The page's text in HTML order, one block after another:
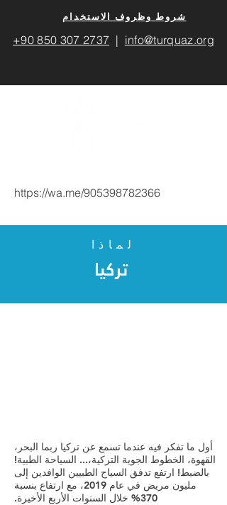
​شروط وظروف الاستخدام
+90 850 307 2737 | info@turquaz.org
https://wa.me/905398782366
لماذا
تركيا
أول ما تفكر فيه عندما تسمع عن تركيا ربما البحر،
القهوة، الخطوط الجوية التركية،... السياحة الطبية!
بالضبط! ارتفع تدفق السياح الطبيين الوافدين إلى
مليون مريض في عام 2019، مع ارتفاع بنسبة
370% خلال السنوات الأربع الأخيرة.